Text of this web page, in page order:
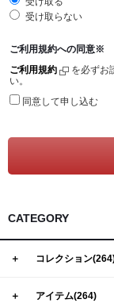
クロップトップ
スウェットシャツ
ヘッドウェア
受け取らない
ご利用規約への同意※
ご利用規約
を必ずお
い。
同意して申し込む
CATEGORY
＋ コレクション
＋ アイテム(264)